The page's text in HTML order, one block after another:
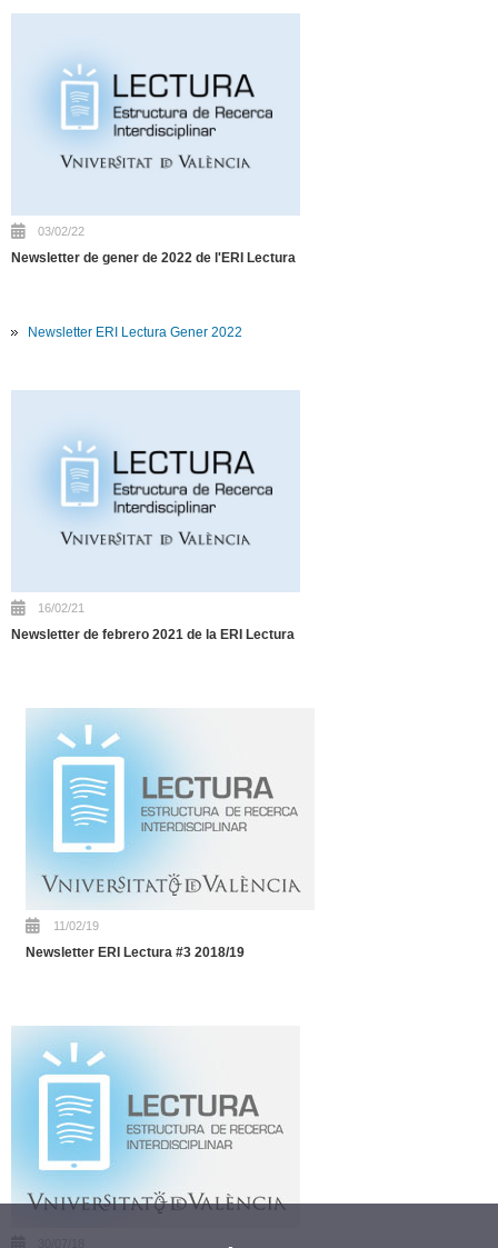
03/02/22
Newsletter de gener de 2022 de l'ERI Lectura
Newsletter ERI Lectura Gener 2022
16/02/21
Newsletter de febrero 2021 de la ERI Lectura
11/02/19
Newsletter ERI Lectura #3 2018/19